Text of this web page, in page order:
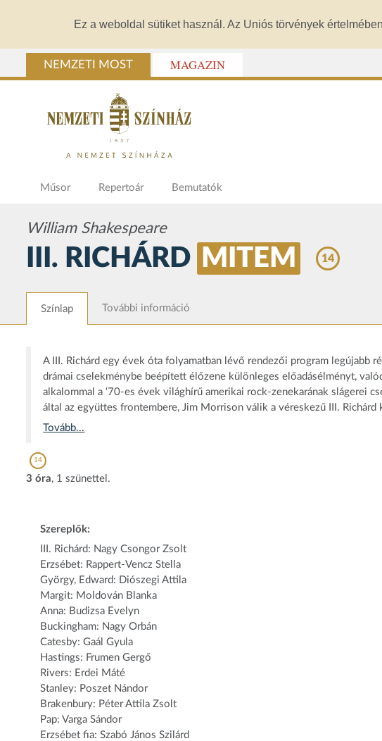
Ez a weboldal sütiket használ. Az Uniós törvények
NEMZETI MOST MAGAZIN
Műsor Repertoár Bemutatók
William Shakespeare
III. RICHÁRD MITEM 14
Színlap További információ
A III. Richárd egy évek óta folyamatban lévő rendezői program legújabb
drámai cselekménybe beépített élőzene különleges előadásélményt,
alkalommal a ‘70-es évek világhírű amerikai rock-zenekarának slágerei
által az együttes frontembere, Jim Morrison válik a véreskezű III. Richárd
Tovább...
14
3 óra, 1 szünettel.
Szereplők:
III. Richárd: Nagy Csongor Zsolt
Erzsébet: Rappert-Vencz Stella
György, Edward: Diószegi Attila
Margit: Moldován Blanka
Anna: Budizsa Evelyn
Buckingham: Nagy Orbán
Catesby: Gaál Gyula
Hastings: Frumen Gergő
Rivers: Erdei Máté
Stanley: Poszet Nándor
Brakenbury: Péter Attila Zsolt
Pap: Varga Sándor
Erzsébet fia: Szabó János Szilárd